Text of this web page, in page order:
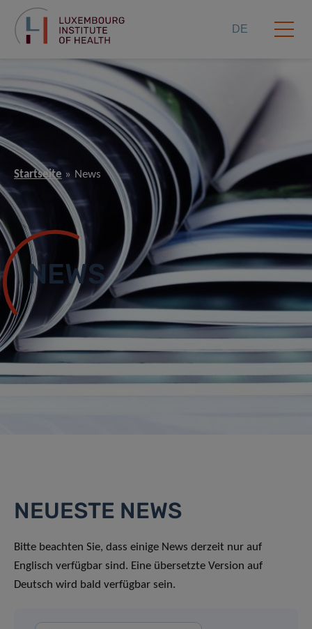
DE
Startseite News
NEWS
NEUESTE NEWS
Bitte beachten Sie, dass einige News derzeit nur auf
Englisch verfügbar sind. Eine übersetzte Version auf
Deutsch wird bald verfügbar sein.